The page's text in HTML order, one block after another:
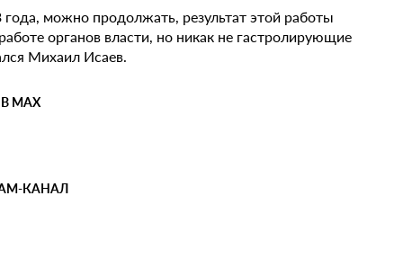
можно продолжать, результат этой работы
органов власти, но никак не гастролирующие
Михаил Исаев.
MAX
КАНАЛ